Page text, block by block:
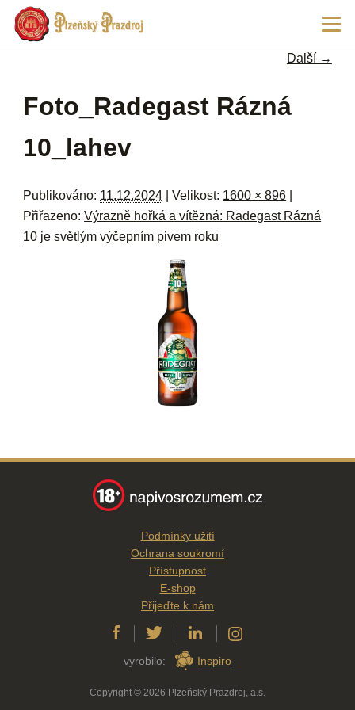
Další →
Foto_Radegast Rázná
10_lahev
Publikováno: 11.12.2024 | Velikost: 1600 × 896
Přiřazeno:Výrazně hořká a vítězná: Radegast Rázná
10 je světlým výčepním pivem roku
Podmínky užití
Ochrana soukromí
Přístupnost
E-shop
Přijeďte k nám
vyrobilo: Inspiro
Copyright © 2026 Plzeňský Prazdroj, a.s.